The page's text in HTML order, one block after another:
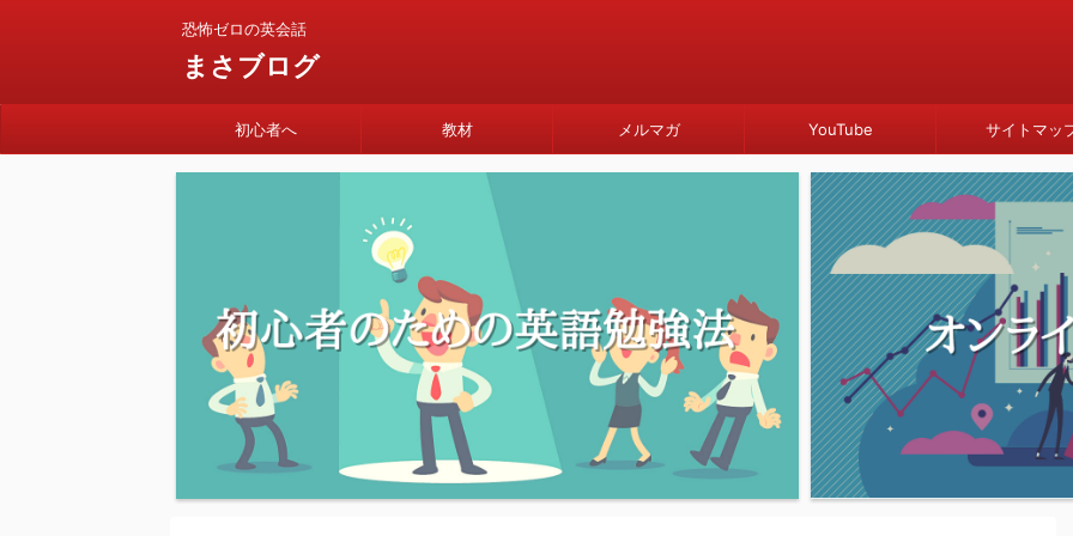
恐怖ゼロの英会話
まさブログ
初心者へ 教材 メルマガ YouTube サイトマッ